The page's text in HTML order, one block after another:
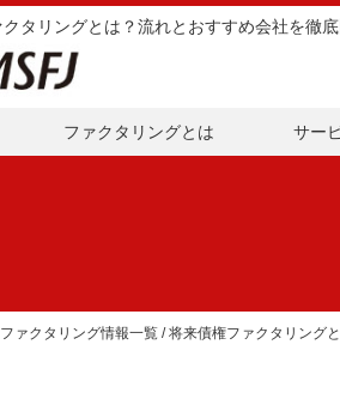
ファクタリングとは サー
ファクタリング情報一覧 / 将来債権ファクタリング